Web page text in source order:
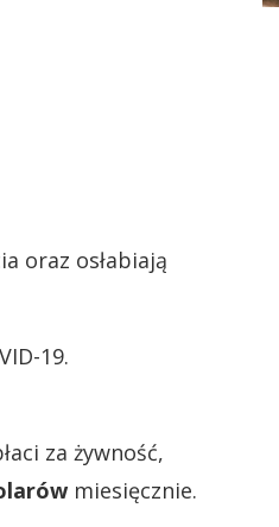
oraz osłabiają
19.
za żywność,
miesięcznie.